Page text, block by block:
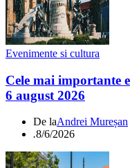
Evenimente si cultura
Cele mai importante
6 august 2026
De laAndrei Mureșan
.8/6/2026